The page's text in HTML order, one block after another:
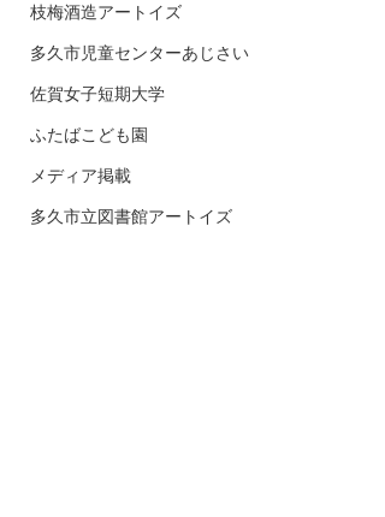
枝梅酒造アートイズ
多久市児童センターあじさい
佐賀女子短期大学
ふたばこども園
メディア掲載
多久市立図書館アートイズ